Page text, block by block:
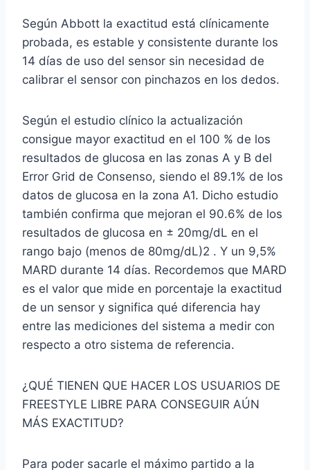
Según Abbott la exactitud está clínicamente
probada, es estable y consistente durante los
14 días de uso del sensor sin necesidad de
calibrar el sensor con pinchazos en los dedos.
Según el estudio clínico la actualización
consigue mayor exactitud en el 100 % de los
resultados de glucosa en las zonas A y B del
Error Grid de Consenso, siendo el 89.1% de los
datos de glucosa en la zona A1. Dicho estudio
también confirma que mejoran el 90.6% de los
resultados de glucosa en ± 20mg/dL en el
rango bajo (menos de 80mg/dL)2 . Y un 9,5%
MARD durante 14 días. Recordemos que MARD
es el valor que mide en porcentaje la exactitud
de un sensor y significa qué diferencia hay
entre las mediciones del sistema a medir con
respecto a otro sistema de referencia.
¿QUÉ TIENEN QUE HACER LOS USUARIOS DE
FREESTYLE LIBRE PARA CONSEGUIR AÚN
MÁS EXACTITUD?
Para poder sacarle el máximo partido a la